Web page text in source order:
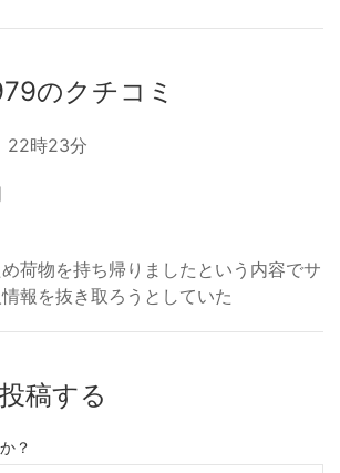
のクチコミ
22時23分
荷物を持ち帰りましたという内容でサ
報を抜き取ろうとしていた
稿する
？